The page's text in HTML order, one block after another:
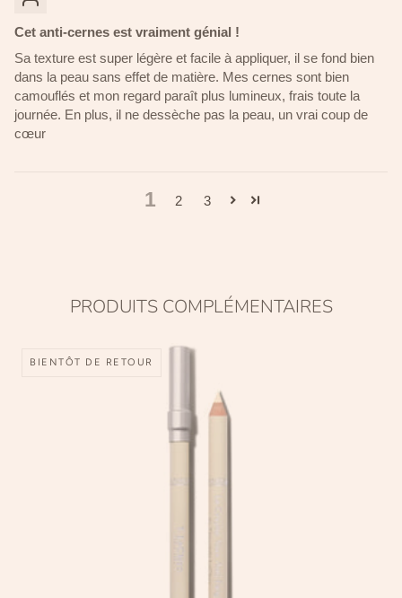
Cet anti-cernes est vraiment génial !
Sa texture est super légère et facile à appliquer, il se fond bien
dans la peau sans effet de matière. Mes cernes sont bien
camouflés et mon regard paraît plus lumineux, frais toute la
journée. En plus, il ne dessèche pas la peau, un vrai coup de
cœur
1 2 3
PRODUITS COMPLÉMENTAIRES
BIENTÔT DE RETOUR